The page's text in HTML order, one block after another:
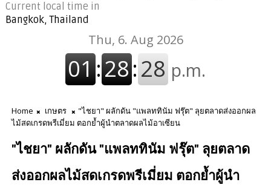
Current local time in
Bangkok, Thailand
Home เกษตร
"ไชยา" ผลักดัน "แพลททินัม ฟรุ๊ต" ลุยตลาดส่งออกผล
ไม้สดเกรดพรีเมี่ยม ตอกย้ำผู้นำตลาดผลไม้อาเซียน
"ไชยา" ผลักดัน "แพลททินัม ฟรุ๊ต" ลุยตลาด
ส่งออกผลไม้สดเกรดพรีเมี่ยม ตอกย้ำผู้นำ